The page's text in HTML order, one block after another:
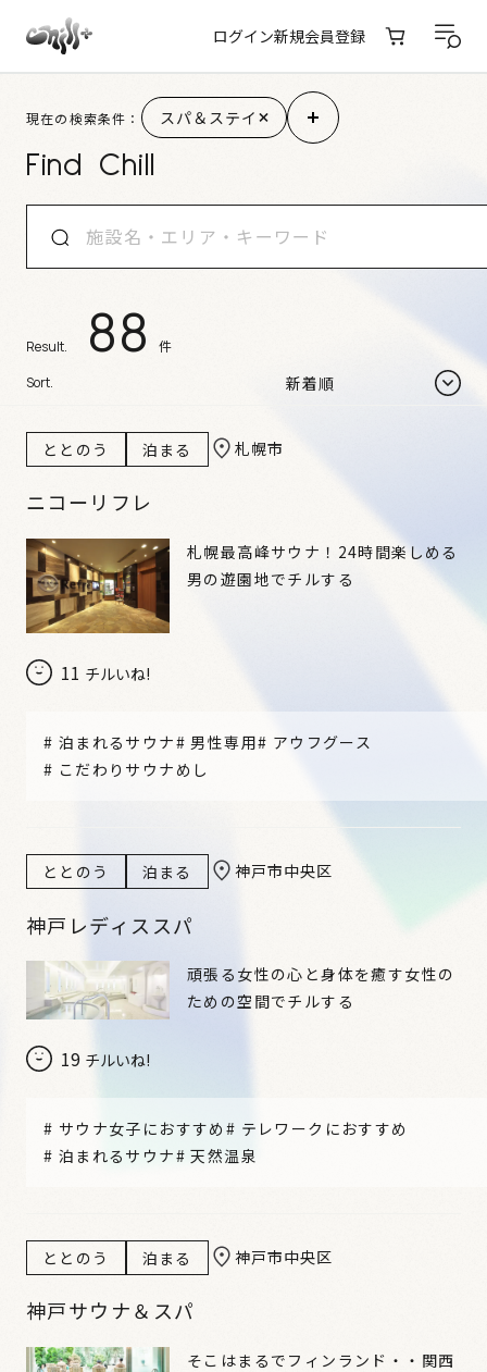
ログイン新規会員登録
Result. 88 件
Sort.
ととのう 泊まる 札幌市
ニコーリフレ
11 チルいね!
札幌最高峰サウナ！24時間楽しめる
男の遊園地でチルする
# 泊まれるサウナ#男性専用# アウフグース
# こだわりサウナめし
ととのう 泊まる 神戸市中央区
神戸レディススパ
19 チルいね!
頑張る女性の心と身体を癒す女性の
ための空間でチルする
# サウナ女子におすすめ # テレワークにおすすめ
# 泊まれるサウナ#天然温泉
ととのう 泊まる 神戸市中央区
神戸サウナ＆スパ
そこはまるでフィンランド・・関西
Find Chill
現在の検索条件： スパ＆ステイ